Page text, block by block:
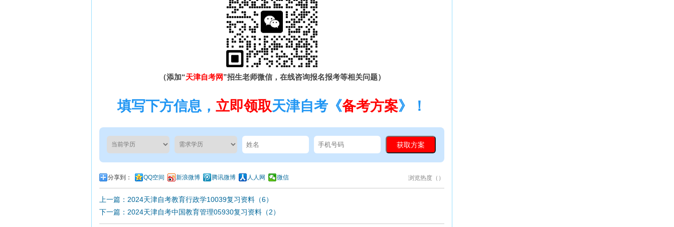
（添加“天津自考网”招生老师微信，在线咨询报名报考等相关问题）
填写下方信息， 立即领取天津自考《备考方案》！
分享到： QQ空间 新浪微博 腾讯微博 人人网 微信 浏览热度（ ）
上一篇：2024天津自考教育行政学10039复习资料（6）
下一篇：2024天津自考中国教育管理05930复习资料（2）